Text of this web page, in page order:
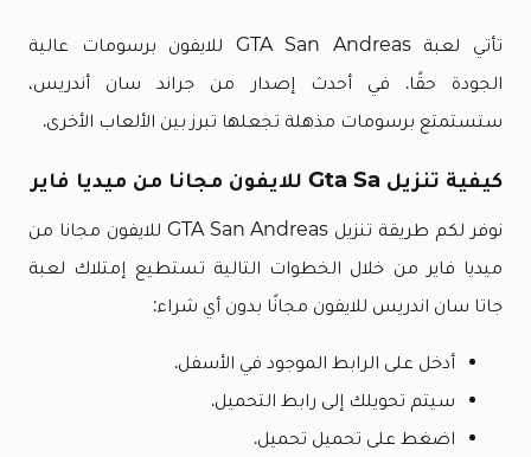
تأتي لعبة GTA San Andreas للايفون برسومات عالية
الجودة حقًا. في أحدث إصدار من جراند سان أندريس،
ستستمتع برسومات مذهلة تجعلها تبرز بين الألعاب الأخرى.
كيفية تنزيل Gta Sa للايفون مجانا من ميديا فاير
نوفر لكم طريقة تنزيل GTA San Andreas للايفون مجانا من
ميديا فاير من خلال الخطوات التالية تستطيع إمتلاك لعبة
جاتا سان اندريس للايفون مجانًا بدون أي شراء:
أدخل على الرابط الموجود في الأسفل.
سيتم تحويلك إلى رابط التحميل.
اضغط على تحميل تحميل.